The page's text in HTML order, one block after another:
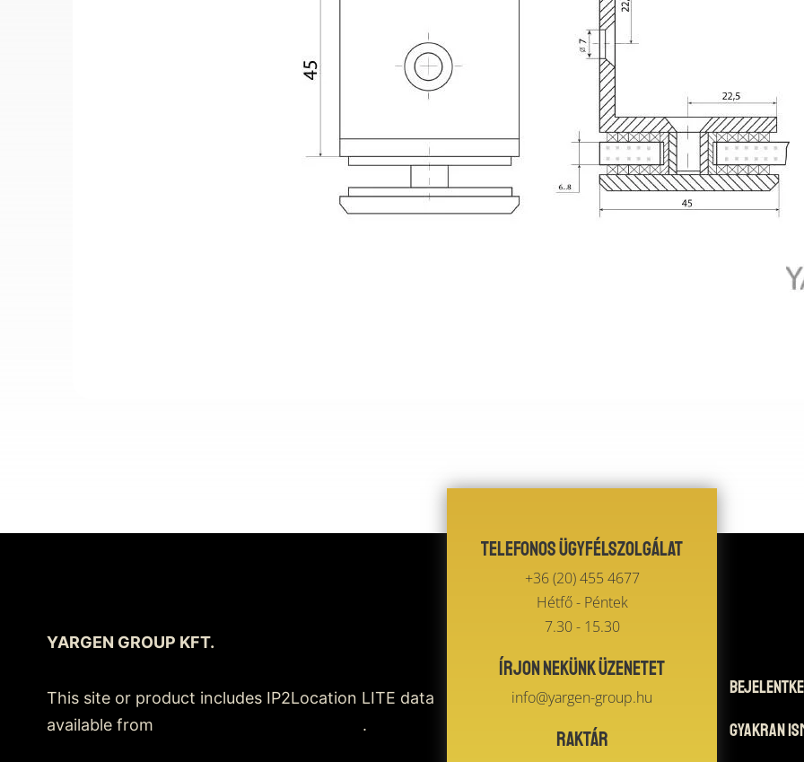
YARGEN GROUP KFT.
This site or product includes IP2Location LITE data
available from
.
Telefonos ügyfélszolgálat
+36 (20) 455 4677
Hétfő - Péntek
7.30 - 15.30
Írjon nekünk üzenetet
info@yargen-group.hu
Raktár
Gyakran